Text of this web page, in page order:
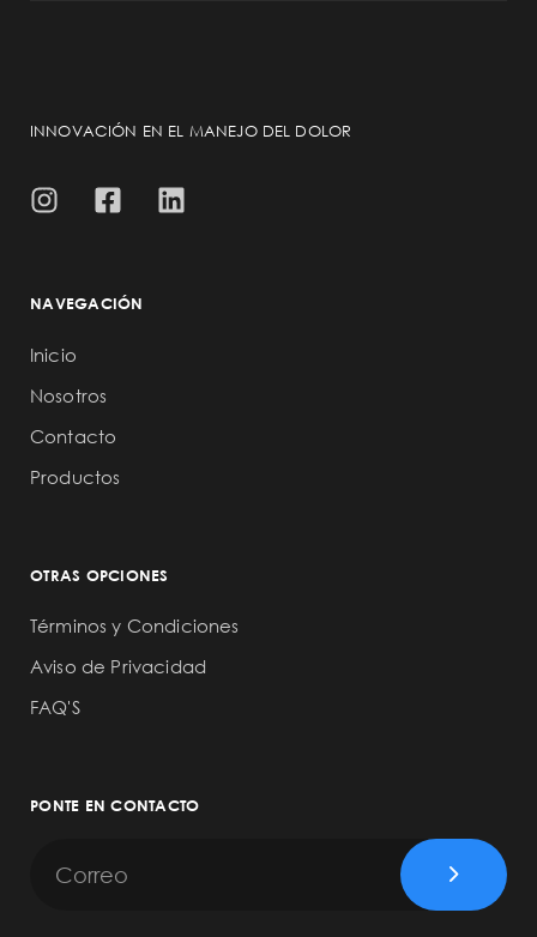
INNOVACIÓN EN EL MANEJO DEL DOLOR
NAVEGACIÓN
Inicio
Nosotros
Contacto
Productos
OTRAS OPCIONES
Términos y Condiciones
Aviso de Privacidad
FAQ'S
PONTE EN CONTACTO